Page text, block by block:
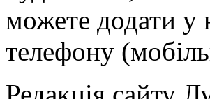
можете додати у
телефону